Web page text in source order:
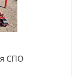
СПО